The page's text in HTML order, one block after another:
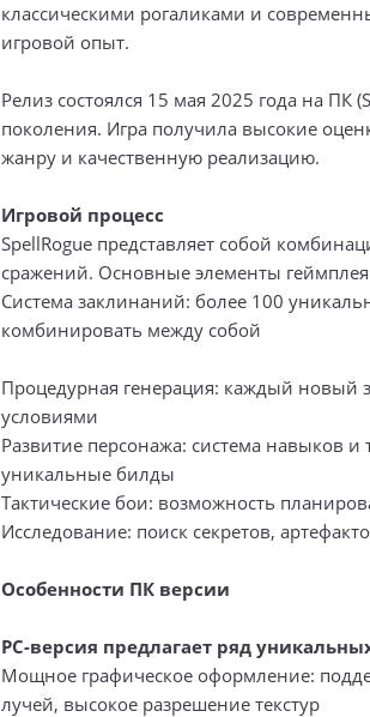
классическими рогаликами и
игровой опыт.
Релиз состоялся 15 мая 2025 года на ПК
поколения. Игра получила высокие
жанру и качественную реализацию.
Игровой процесс
SpellRogue представляет собой
сражений. Основные элементы
Система заклинаний: более 100
комбинировать между собой
Процедурная генерация: каждый новый
условиями
Развитие персонажа: система навыков и
уникальные билды
Тактические бои: возможность
Исследование: поиск секретов,
Особенности ПК версии
PC-версия предлагает ряд
Мощное графическое оформление:
лучей, высокое разрешение текстур